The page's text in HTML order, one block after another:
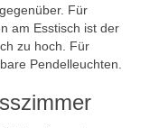
Für
am Esstisch ist der
zu hoch. Für
Pendelleuchten.